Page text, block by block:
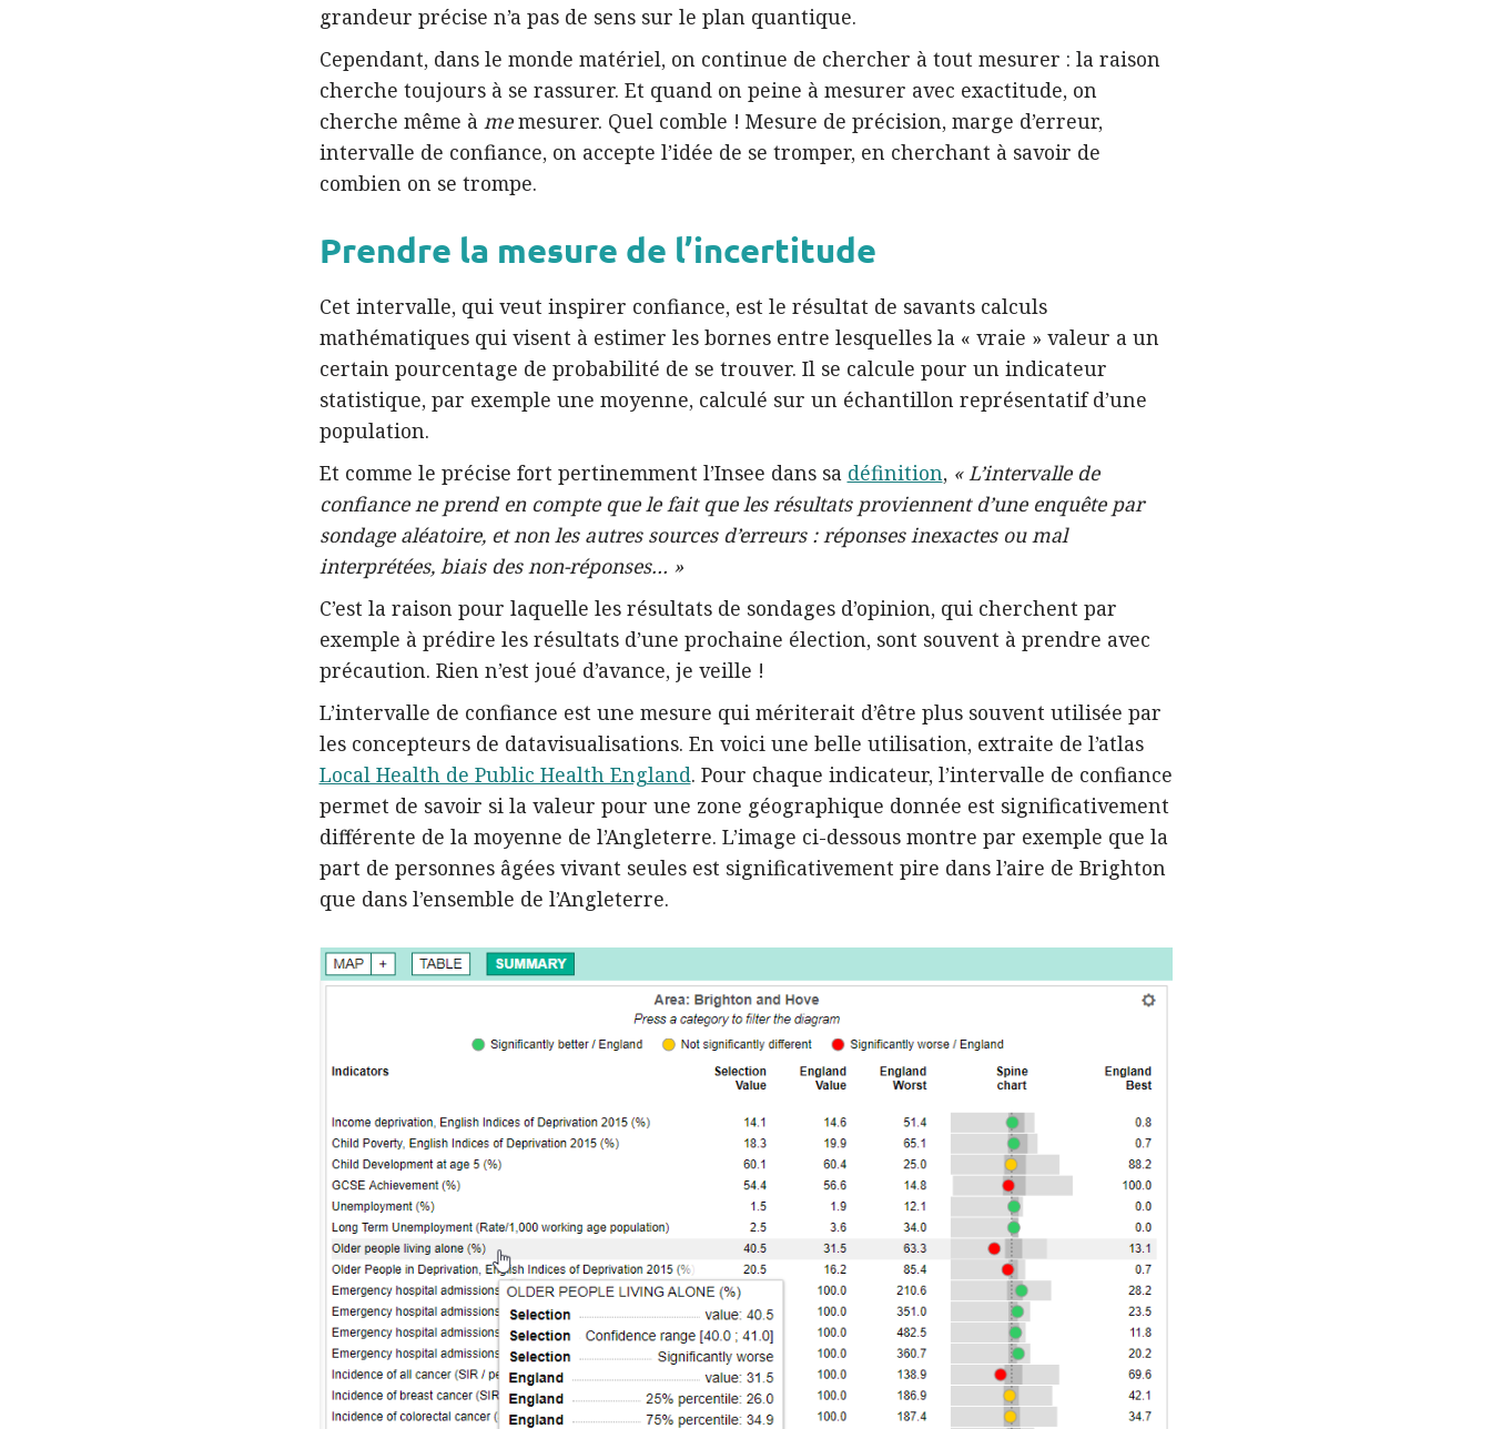
grandeur précise n’a pas de sens sur le plan quantique.
Cependant, dans le monde matériel, on continue de chercher à tout mesurer : la raison
cherche toujours à se rassurer. Et quand on peine à mesurer avec exactitude, on
cherche même à memesurer. Quel comble ! Mesure de précision, marge d’erreur,
intervalle de confiance, on accepte l’idée de se tromper, en cherchant à savoir de
combien on se trompe.
Prendre la mesure de l’incertitude
Cet intervalle, qui veut inspirer confiance, est le résultat de savants calculs
mathématiques qui visent à estimer les bornes entre lesquelles la « vraie » valeur a un
certain pourcentage de probabilité de se trouver. Il se calcule pour un indicateur
statistique, par exemple une moyenne, calculé sur un échantillon représentatif d’une
population.
Et comme le précise fort pertinemment l’Insee dans sa définition, « L’intervalle de
confiance ne prend en compte que le fait que les résultats proviennent d’une enquête par
sondage aléatoire, et non les autres sources d’erreurs : réponses inexactes ou mal
interprétées, biais des non-réponses… »
C’est la raison pour laquelle les résultats de sondages d’opinion, qui cherchent par
exemple à prédire les résultats d’une prochaine élection, sont souvent à prendre avec
précaution. Rien n’est joué d’avance, je veille !
L’intervalle de confiance est une mesure qui mériterait d’être plus souvent utilisée par
les concepteurs de datavisualisations. En voici une belle utilisation, extraite de l’atlas
Local Health de Public Health England. Pour chaque indicateur, l’intervalle de confiance
permet de savoir si la valeur pour une zone géographique donnée est significativement
différente de la moyenne de l’Angleterre. L’image ci-dessous montre par exemple que la
part de personnes âgées vivant seules est significativement pire dans l’aire de Brighton
que dans l’ensemble de l’Angleterre.